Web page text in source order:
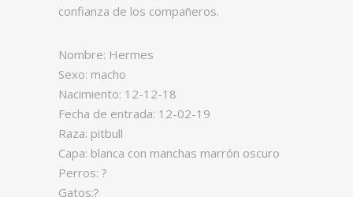
confianza de los compañeros.
Nombre: Hermes
Sexo: macho
Nacimiento: 12-12-18
Fecha de entrada: 12-02-19
Raza: pitbull
Capa: blanca con manchas marrón oscuro
Perros: ?
Gatos:?